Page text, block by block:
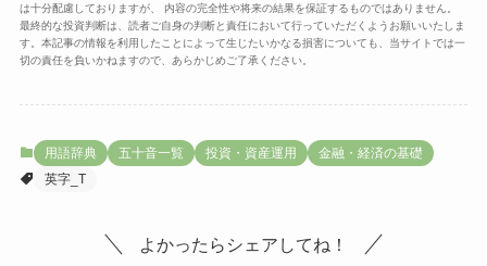
は十分配慮しておりますが、 内容の完全性や将来の結果を保証するものではありません。
最終的な投資判断は、読者ご自身の判断と責任において行っていただくようお願いいたしま
す。本記事の情報を利用したことによって生じたいかなる損害についても、当サイトでは一
切の責任を負いかねますので、あらかじめご了承ください。
用語辞典 五十音一覧 投資・資産運用
金融・経済の基礎
英字_T
よかったらシェアしてね！